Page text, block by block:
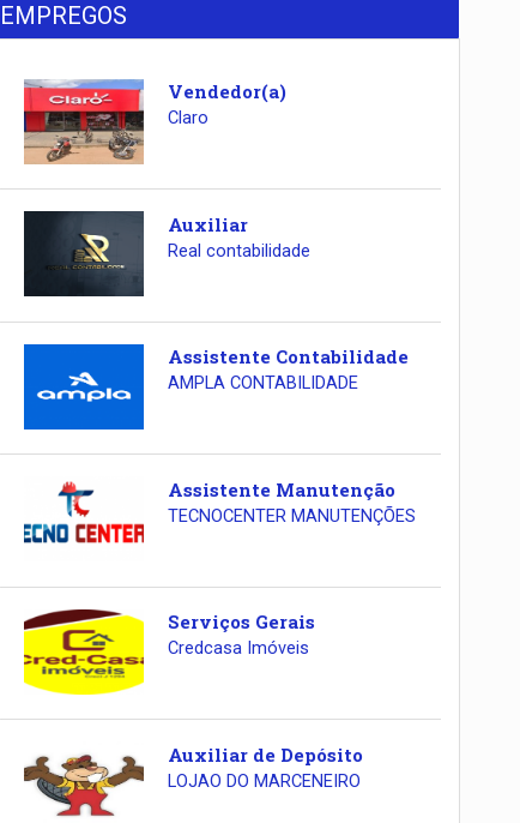
EMPREGOS
Vendedor(a)
Claro
Auxiliar
Real contabilidade
Assistente Contabilidade
AMPLA CONTABILIDADE
Assistente Manutenção
TECNOCENTER MANUTENÇÕES
Serviços Gerais
Credcasa Imóveis
Auxiliar de Depósito
LOJAO DO MARCENEIRO